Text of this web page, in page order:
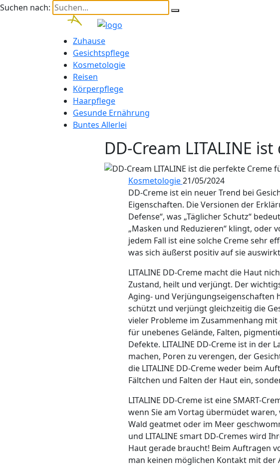
Suchen nach:
Zuhause
Gesichtspflege
Kosmetologie
Reisen
Körperpflege
Haarpflege
Gesunde Ernährung
Buntes Allerlei
DD-Cream LITALINE
Kosmetologie21/05/2024
DD-Creme ist ein neuer Trend bei
Eigenschaften. Die Versionen der
Defense“, was „Täglicher Schutz“
„Masken und Reduzieren“ klingt, oder
jedem Fall ist eine solche Creme sehr
was sich äußerst positiv auf sie
LITALINE DD-Creme macht die Haut
Zustand, heilt und verjüngt. Der
Aging- und
schützt und verjüngt gleichzeitig die
vieler Probleme im Zusammenhang
für unebenes Gelände, Falten,
Defekte. LITALINE DD-Creme ist in der
machen, Poren zu verengen, der
die LITALINE DD-Creme weder beim
Fältchen und Falten der Haut ein,
LITALINE DD-Creme ist eine SMART-
wenn Sie am Vortag übermüdet
Wald geatmet oder im Meer
und LITALINE smart DD-Cremes wird
Haut gerade braucht! Beim Auftragen
man keinen möglichen Kontakt mit